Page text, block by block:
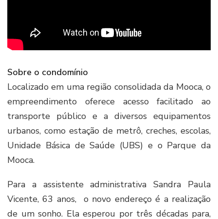
Sobre o condomínio
Localizado em uma região consolidada da Mooca, o
empreendimento oferece acesso facilitado ao
transporte público e a diversos equipamentos
urbanos, como estação de metrô, creches, escolas,
Unidade Básica de Saúde (UBS) e o Parque da
Mooca.
Para a assistente administrativa Sandra Paula
Vicente, 63 anos, o novo endereço é a realização
de um sonho. Ela esperou por três décadas para,